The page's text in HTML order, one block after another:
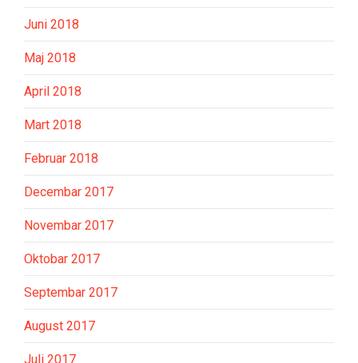
Juni 2018
Maj 2018
April 2018
Mart 2018
Februar 2018
Decembar 2017
Novembar 2017
Oktobar 2017
Septembar 2017
August 2017
Juli 2017